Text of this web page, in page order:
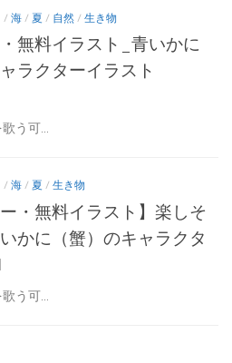
/ 海 / 夏 / 自然 / 生き物
無料イラスト_青いかに
ャラクターイラスト
う可...
/ 海 / 夏 / 生き物
ー・無料イラスト】楽しそ
かに（蟹）のキャラクタ
う可...